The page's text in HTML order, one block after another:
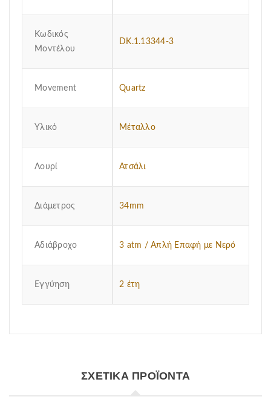
Κωδικός
Μοντέλου
DK.1.13344-3
Μovement Quartz
Υλικό Μέταλλο
Λουρί Ατσάλι
Διάμετρος 34mm
Αδιάβροχο 3 atm / Απλή Επαφή με Νερό
Εγγύηση 2 έτη
ΣΧΕΤΙΚΆ ΠΡΟΪΌΝΤΑ